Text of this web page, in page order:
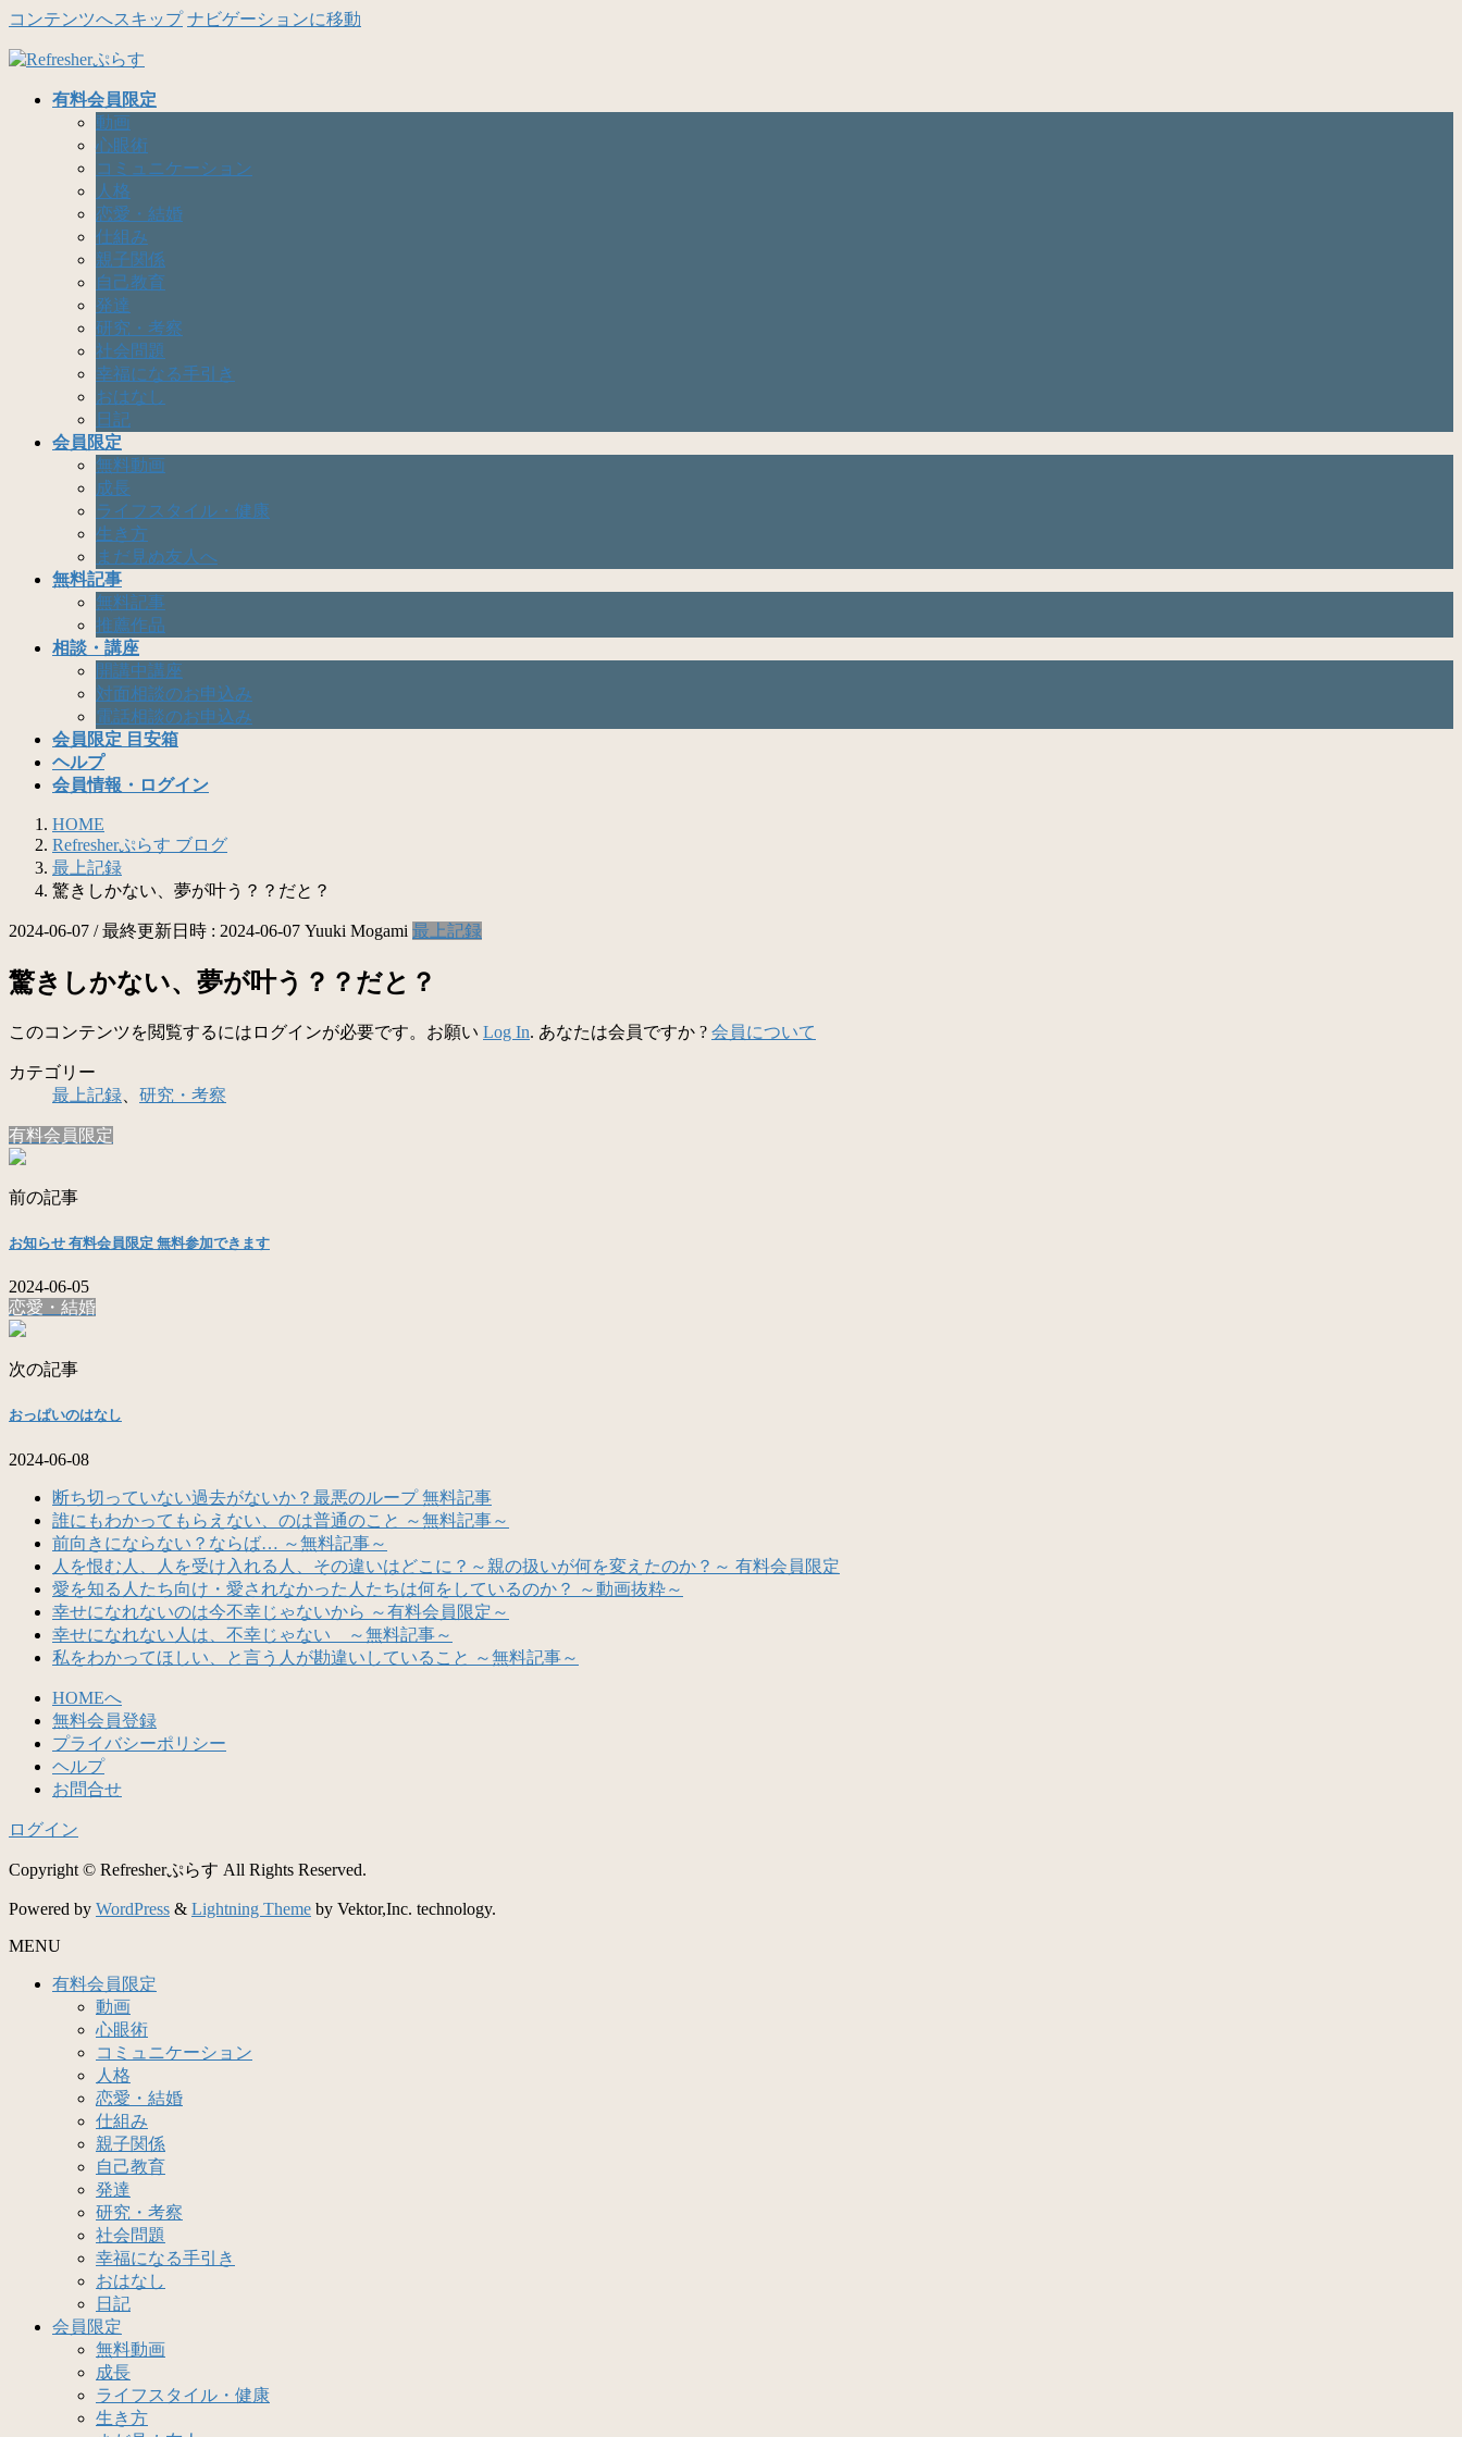
コンテンツへスキップ ナビゲーションに移動
有料会員限定
動画
心眼術
コミュニケーション
人格
恋愛・結婚
仕組み
親子関係
自己教育
発達
研究・考察
社会問題
幸福になる手引き
おはなし
日記
会員限定
無料動画
成長
ライフスタイル・健康
生き方
まだ見ぬ友人へ
無料記事
無料記事
推薦作品
相談・講座
開講中講座
対面相談のお申込み
電話相談のお申込み
会員限定 目安箱
ヘルプ
会員情報・ログイン
HOME
Refresherぷらす ブログ
最上記録
驚きしかない、夢が叶う？？だと？
2024-06-07 / 最終更新日時 : 2024-06-07 Yuuki Mogami 最上記録
驚きしかない、夢が叶う？？だと？
このコンテンツを閲覧するにはログインが必要です。お願い Log In. あなたは会員ですか ? 会員について
カテゴリー
最上記録
研究・考察
有料会員限定
前の記事
お知らせ 有料会員限定 無料参加できます
2024-06-05
恋愛・結婚
次の記事
おっぱいのはなし
2024-06-08
断ち切っていない過去がないか？最悪のループ 無料記事
誰にもわかってもらえない、のは普通のこと ～無料記事～
前向きにならない？ならば… ～無料記事～
人を恨む人、人を受け入れる人、その違いはどこに？～親の扱いが何を変えたのか？～ 有料会員限定
愛を知る人たち向け・愛されなかった人たちは何をしているのか？ ～動画抜粋～
幸せになれないのは今不幸じゃないから ～有料会員限定～
幸せになれない人は、不幸じゃない ～無料記事～
私をわかってほしい、と言う人が勘違いしていること ～無料記事～
HOMEへ
無料会員登録
プライバシーポリシー
ヘルプ
お問合せ
ログイン
Copyright © Refresherぷらす All Rights Reserved.
Powered by WordPress & Lightning Theme by Vektor,Inc. technology.
MENU
有料会員限定
動画
心眼術
コミュニケーション
人格
恋愛・結婚
仕組み
親子関係
自己教育
発達
研究・考察
社会問題
幸福になる手引き
おはなし
日記
会員限定
無料動画
成長
ライフスタイル・健康
生き方